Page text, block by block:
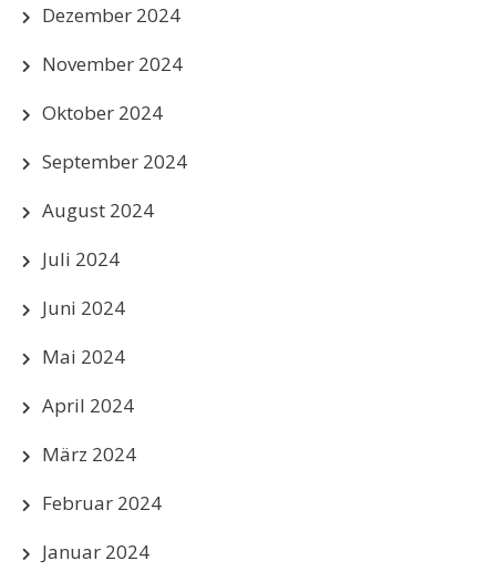
Dezember 2024
November 2024
Oktober 2024
September 2024
August 2024
Juli 2024
Juni 2024
Mai 2024
April 2024
März 2024
Februar 2024
Januar 2024